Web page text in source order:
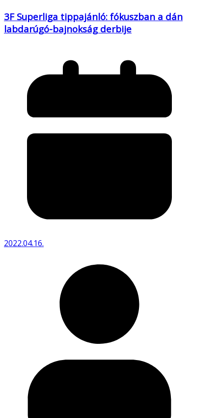
3F Superliga tippajánló: fókuszban a dán
labdarúgó-bajnokság derbije
2022.04.16.